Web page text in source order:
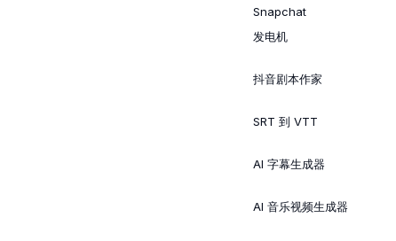
Snapchat
发电机
抖音剧本作家
SRT 到 VTT
AI 字幕生成器
AI 音乐视频生成器